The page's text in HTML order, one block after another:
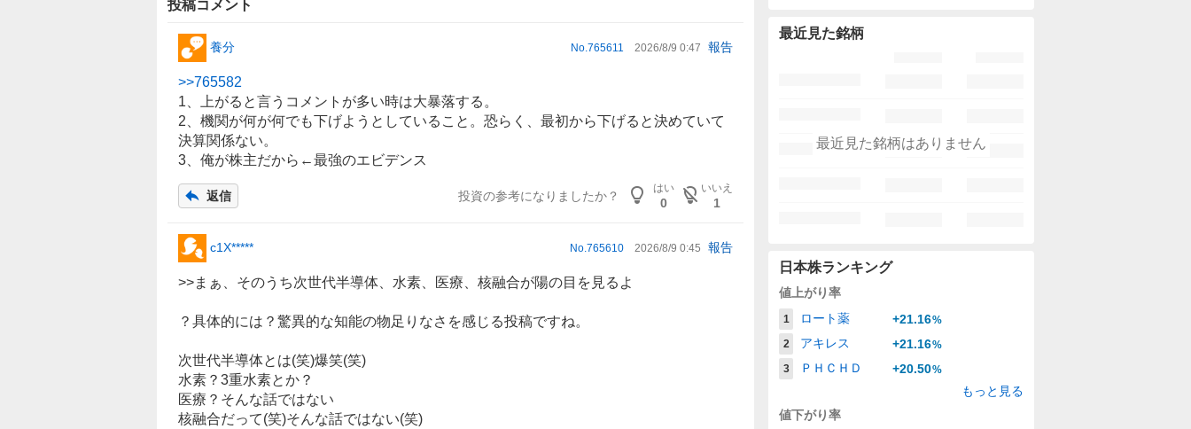
い
%
、
買
い
た
、
様
子
見
投稿コメント
養分 No. 765611 2026/8/9 0:47 報告
>>765582
1、上がると言うコメントが多い時は大暴落する。
2、機関が何が何でも下げようとしていること。恐らく、最初から下げると決めていて
決算関係ない。
3、俺が株主だから←最強のエビデンス
返信 投資の参考になりましたか？
はい
0
いいえ
1
c1X***** No. 765610 2026/8/9 0:45 報告
>>まぁ、そのうち次世代半導体、 水素 、医療、核融合が陽の目を見るよ
？具体的には？驚異的な知能の物足りなさを感じる投稿ですね。
次世代半導体とは(笑)爆笑(笑)
水素？3重水素とか？
医療？そんな話ではない
核融合だって(笑)そんな話ではない(笑)
最近見た銘柄
最近見た銘柄はありません
日本株ランキング
値上がり率
1 ロート薬 +21.16%
2
アキレス +21.16%
3
ＰＨＣＨＤ +20.50%
もっと見る
値下がり率